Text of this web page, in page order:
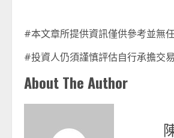
#本文章所提供資訊僅供參考並無
#投資人仍須謹慎評估自行承擔交
About The Author